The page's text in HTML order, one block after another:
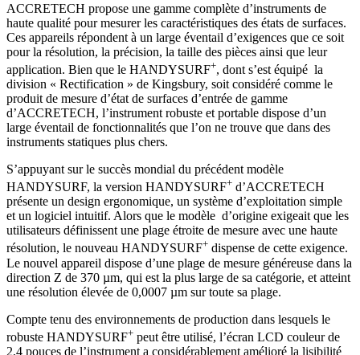
ACCRETECH propose une gamme complète d’instruments de
haute qualité pour mesurer les caractéristiques des états de surfaces.
Ces appareils répondent à un large éventail d’exigences que ce soit
pour la résolution, la précision, la taille des pièces ainsi que leur
application. Bien que le HANDYSURF+, dont s’est équipé la
division « Rectification » de Kingsbury, soit considéré comme le
produit de mesure d’état de surfaces d’entrée de gamme
d’ACCRETECH, l’instrument robuste et portable dispose d’un
large éventail de fonctionnalités que l’on ne trouve que dans des
instruments statiques plus chers.
S’appuyant sur le succès mondial du précédent modèle
HANDYSURF, la version HANDYSURF+ d’ACCRETECH
présente un design ergonomique, un système d’exploitation simple
et un logiciel intuitif. Alors que le modèle d’origine exigeait que les
utilisateurs définissent une plage étroite de mesure avec une haute
résolution, le nouveau HANDYSURF+ dispense de cette exigence.
Le nouvel appareil dispose d’une plage de mesure généreuse dans la
direction Z de 370 µm, qui est la plus large de sa catégorie, et atteint
une résolution élevée de 0,0007 µm sur toute sa plage.
Compte tenu des environnements de production dans lesquels le
robuste HANDYSURF+ peut être utilisé, l’écran LCD couleur de
2,4 pouces de l’instrument a considérablement amélioré la lisibilité